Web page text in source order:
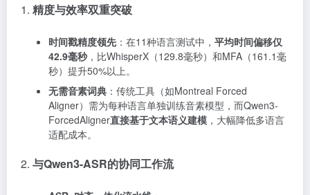
1. 精度与效率双重突破
时间戳精度领先 ：在11种语言测试中， 平均时间偏移仅
42.9毫秒，比WhisperX（129.8毫秒）和MFA（161.1毫
秒）提升50%以上 。
无需音素词典 ：传统工具（如Montreal Forced
Aligner）需为每种语言单独训练音素模型，而Qwen3-
ForcedAligner直接基于文本语义建模 ，大幅降低多语言
适配成本。
2. 与Qwen3-ASR的协同工作流